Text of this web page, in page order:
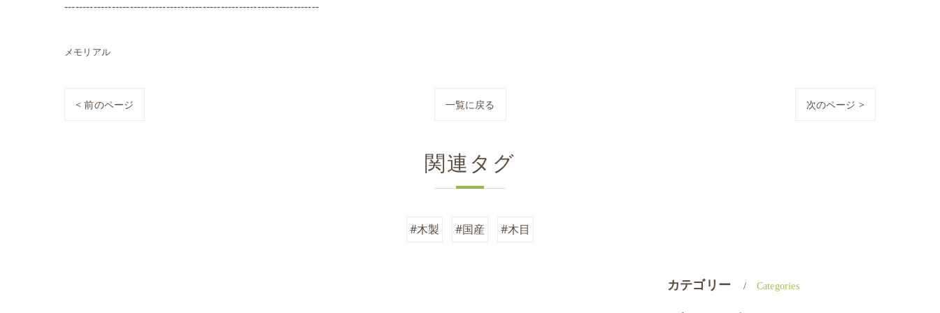
----------------------------------------------------------------------
メモリアル
< 前のページ 一覧に戻る 次のページ >
関連タグ
#木製 #国産 #木目
カテゴリー Categories